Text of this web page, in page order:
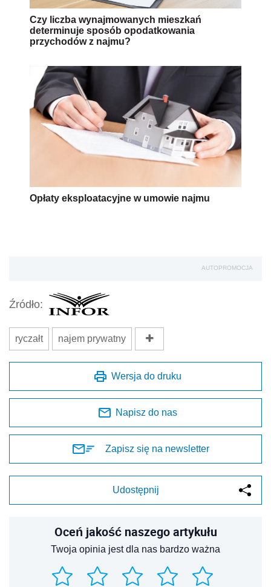
Czy liczba wynajmowanych mieszkań
determinuje sposób opodatkowania
przychodów z najmu?
Opłaty eksploatacyjne w umowie najmu
AUTOPROMOCJA
Źródło:
ryczałt najem prywatny
Wersja do druku
Napisz do nas
Zapisz się na newsletter
Udostępnij
Oceń jakość naszego artykułu
Twoja opinia jest dla nas bardzo ważna